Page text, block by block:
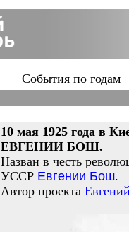
События по годам
10 мая 1925 года
ЕВГЕНИИ БОШ.
Назван в честь
УССР Евгении Бош.
Автор проекта